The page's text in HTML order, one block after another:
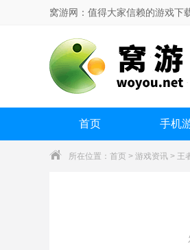
窝游网：值得大家信赖的游戏下
首页 手机
所在位置： 首页 > 游戏资讯 > 王